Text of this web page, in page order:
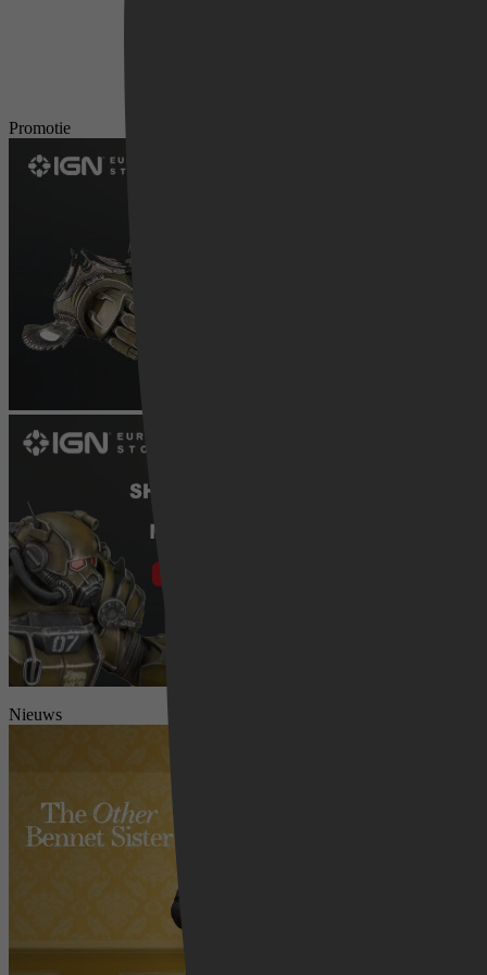
Promotie
Nieuws